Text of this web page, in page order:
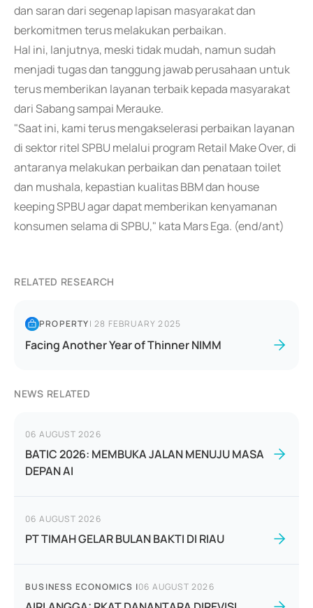
dan saran dari segenap lapisan masyarakat dan
berkomitmen terus melakukan perbaikan.
Hal ini, lanjutnya, meski tidak mudah, namun sudah
menjadi tugas dan tanggung jawab perusahaan untuk
terus memberikan layanan terbaik kepada masyarakat
dari Sabang sampai Merauke.
"Saat ini, kami terus mengakselerasi perbaikan layanan
di sektor ritel SPBU melalui program Retail Make Over, di
antaranya melakukan perbaikan dan penataan toilet
dan mushala, kepastian kualitas BBM dan house
keeping SPBU agar dapat memberikan kenyamanan
konsumen selama di SPBU," kata Mars Ega. (end/ant)
RELATED RESEARCH
PROPERTY|28 FEBRUARY 2025
Facing Another Year of Thinner NIMM
NEWS RELATED
06 AUGUST 2026
BATIC 2026: MEMBUKA JALAN MENUJU MASA
DEPAN AI
06 AUGUST 2026
PT TIMAH GELAR BULAN BAKTI DI RIAU
BUSINESS ECONOMICS |06 AUGUST 2026